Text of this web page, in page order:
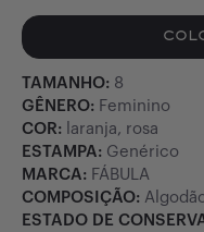
TAMANHO: 8
GÊNERO: Feminino
COR: laranja, rosa
ESTAMPA: Genérico
MARCA: FÁBULA
COMPOSIÇÃO:
ESTADO DE